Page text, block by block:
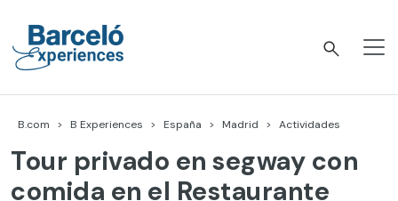
content
B.com B Experiences España Madrid Actividades
Tour privado en segway con
comida en el Restaurante